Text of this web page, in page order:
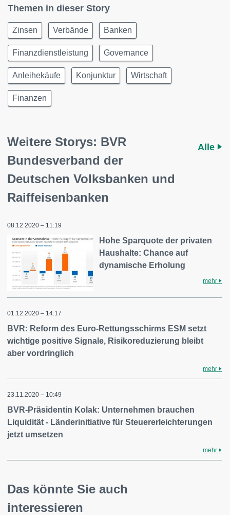
Themen in dieser Story
Zinsen Verbände Banken
Finanzdienstleistung Governance
Anleihekäufe Konjunktur Wirtschaft
Finanzen
Weitere Storys: BVR
Bundesverband der
Deutschen Volksbanken und
Raiffeisenbanken
Alle
08.12.2020 – 11:19
Hohe Sparquote der privaten
Haushalte: Chance auf
dynamische Erholung
mehr
01.12.2020 – 14:17
BVR: Reform des Euro-Rettungsschirms ESM setzt
wichtige positive Signale, Risikoreduzierung bleibt
aber vordringlich
mehr
23.11.2020 – 10:49
BVR-Präsidentin Kolak: Unternehmen brauchen
Liquidität - Länderinitiative für Steuererleichterungen
jetzt umsetzen
mehr
Das könnte Sie auch
interessieren